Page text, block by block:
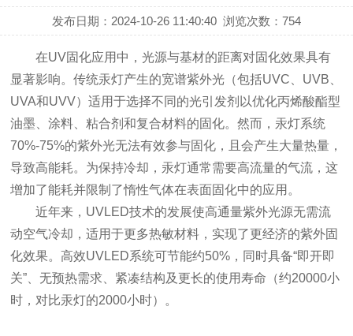
发布日期：2024-10-26 11:40:40 浏览次数：754
在UV固化应用中，光源与基材的距离对固化效果具有
显著影响。传统汞灯产生的宽谱紫外光（包括UVC、UVB、
UVA和UVV）适用于选择不同的光引发剂以优化丙烯酸酯型
油墨、涂料、粘合剂和复合材料的固化。然而，汞灯系统
70%-75%的紫外光无法有效参与固化，且会产生大量热量，
导致高能耗。为保持冷却，汞灯通常需要高流量的气流，这
增加了能耗并限制了惰性气体在表面固化中的应用。
近年来，UVLED技术的发展使高通量紫外光源无需流
动空气冷却，适用于更多热敏材料，实现了更经济的紫外固
化效果。高效UVLED系统可节能约50%，同时具备“即开即
关”、无预热需求、紧凑结构及更长的使用寿命（约20000小
时，对比汞灯的2000小时）。